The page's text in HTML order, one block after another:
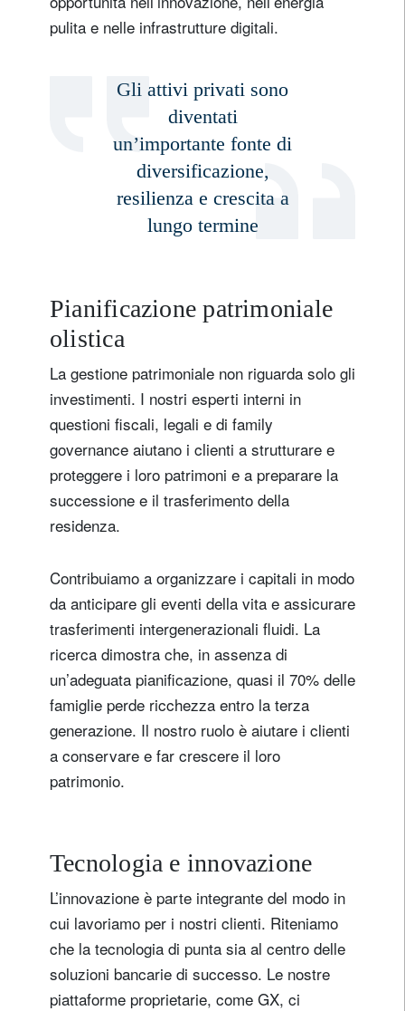
pulita e nelle infrastrutture digitali.
Gli attivi privati sono
diventati
un’importante fonte di
diversificazione,
resilienza e crescita a
lungo termine
Pianificazione patrimoniale
olistica
La gestione patrimoniale non riguarda solo gli
investimenti. I nostri esperti interni in
questioni fiscali, legali e di family
governance aiutano i clienti a strutturare e
proteggere i loro patrimoni e a preparare la
successione e il trasferimento della
residenza.
Contribuiamo a organizzare i capitali in modo
da anticipare gli eventi della vita e assicurare
trasferimenti intergenerazionali fluidi. La
ricerca dimostra che, in assenza di
un’adeguata pianificazione, quasi il 70% delle
famiglie perde ricchezza entro la terza
generazione. Il nostro ruolo è aiutare i clienti
a conservare e far crescere il loro
patrimonio.
Tecnologia e innovazione
L’innovazione è parte integrante del modo in
cui lavoriamo per i nostri clienti. Riteniamo
che la tecnologia di punta sia al centro delle
soluzioni bancarie di successo. Le nostre
piattaforme proprietarie, come GX, ci
Paese di residenza
Non sono un/una residente o cittadino/a degli Stati Uniti